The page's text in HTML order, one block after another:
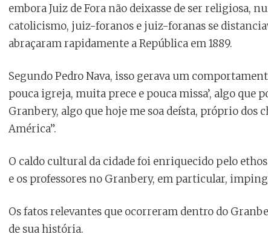
embora Juiz de Fora não deixasse de ser religiosa,
catolicismo, juiz-foranos e juiz-foranas se
abraçaram rapidamente a República em 1889.
Segundo Pedro Nava, isso gerava um
pouca igreja, muita prece e pouca missa’, algo que
Granbery, algo que hoje me soa deísta, próprio dos
América”.
O caldo cultural da cidade foi enriquecido pelo
e os professores no Granbery, em particular,
Os fatos relevantes que ocorreram dentro do
de sua história.